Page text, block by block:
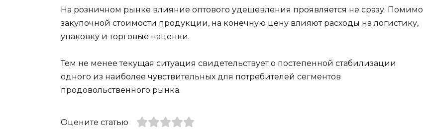
На розничном рынке влияние оптового удешевления проявляется не сразу. Помимо
закупочной стоимости продукции, на конечную цену влияют расходы на логистику,
упаковку и торговые наценки.
Тем не менее текущая ситуация свидетельствует о постепенной стабилизации
одного из наиболее чувствительных для потребителей сегментов
продовольственного рынка.
Оцените статью